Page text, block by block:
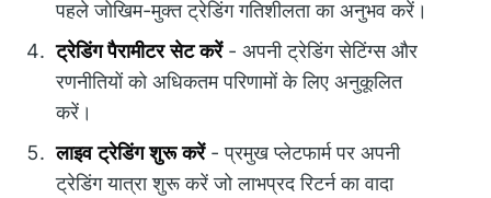
पहले जोखिम-मुक्त ट्रेडिंग गतिशीलता का अनुभव करें।
ट्रेडिंग पैरामीटर सेट करें- अपनी ट्रेडिंग सेटिंग्स और
रणनीतियों को अधिकतम परिणामों के लिए अनुकूलित
करें।
लाइव ट्रेडिंग शुरू करें- प्रमुख प्लेटफार्म पर अपनी
ट्रेडिंग यात्रा शुरू करें जो लाभप्रद रिटर्न का वादा